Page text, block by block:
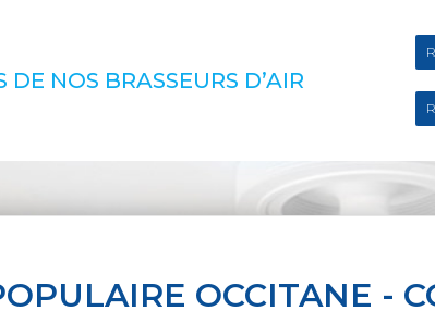
DE NOS BRASSEURS D’AIR
OCCITANE -